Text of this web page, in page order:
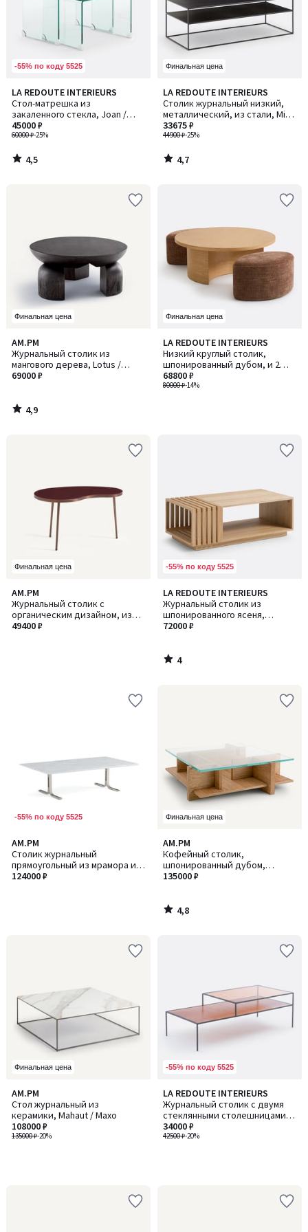
-55% по коду 5525
LA REDOUTE INTERIEURS
Стол-матрешка из
закаленного стекла, Joan /
Джоан
60000 ₽-25%
45000 ₽
4,5
/ 5
4,5
/
Финальная цена
LA REDOUTE INTERIEURS
Столик журнальный низкий,
металлический, из стали, Miva
/ Мива
44900 ₽-25%
33675 ₽
4,7
/ 5
4,7
/
Финальная цена
AM.PM
Журнальный столик из
мангового дерева, Lotus /
Лотус
69000 ₽
4,9
/ 5
4,9
/
Финальная цена
LA REDOUTE INTERIEURS
Низкий круглый столик,
шпонированный дубом, и 2
пуфа, JEN / ДЖЕН
80000 ₽-14%
68800 ₽
Финальная цена
AM.PM
Журнальный столик с
органическим дизайном, из
стали и столешницей из
49400 ₽
-55% по коду 5525
LA REDOUTE INTERIEURS
Журнальный столик из
шпонированного ясеня,
Theonie / Теоние
72000 ₽
4
/
5
4
/
-55% по коду 5525
AM.PM
Столик журнальный
прямоугольный из мрамора и
124000 ₽
Финальная цена
AM.PM
Кофейный столик,
шпонированный дубом,
столешница из закаленного
135000 ₽
4,8
/ 5
4,8
/
Финальная цена
AM.PM
Стол журнальный из
керамики, Mahaut / Махо
135000 ₽-20%
108000 ₽
-55% по коду 5525
LA REDOUTE INTERIEURS
Журнальный столик с двумя
стеклянными столешницами
Erita's Glass / Эритас Гласс
42500 ₽-20%
34000 ₽